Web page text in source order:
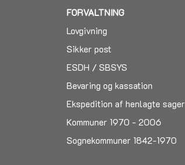
FORVALTNING
Lovgivning
Sikker post
ESDH / SBSYS
Bevaring og kassation
Ekspedition af henlagte sager
Kommuner 1970 - 2006
Sognekommuner 1842-1970